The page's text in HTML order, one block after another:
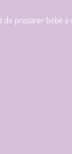
préparer bébé